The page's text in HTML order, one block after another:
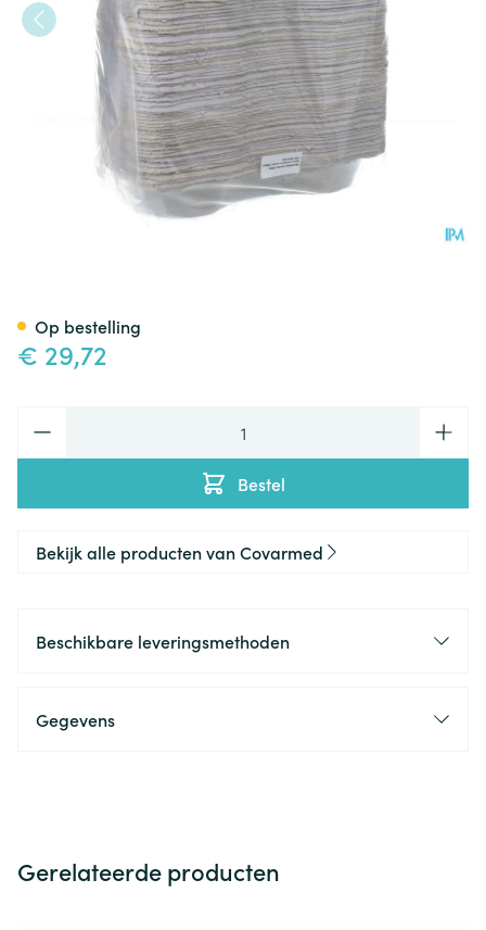
€ 29,72
Bestel
Op bestelling
Bekijk alle producten van Covarmed
Beschikbare leveringsmethoden
Gegevens
Gerelateerde producten